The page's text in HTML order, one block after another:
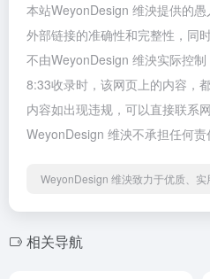
本站WeyonDesign 维泱提供的
外部链接的准确性和完整性，同
不由WeyonDesign 维泱实际控
8:33收录时，该网页上的内容，
内容如出现违规，可以直接联系
WeyonDesign 维泱不承担任何责
WeyonDesign 维泱致力于优质、实
相关导航